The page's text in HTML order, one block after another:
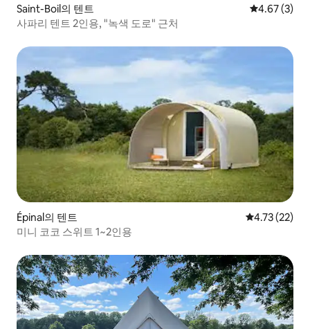
Saint-Boil의 텐트 평점 4.67점
4.67 (3)
사파리 텐트 2인용, "녹색 도로" 근처
Épinal의 텐트 평점 4.73점
4.73 (22)
미니 코코 스위트 1~2인용